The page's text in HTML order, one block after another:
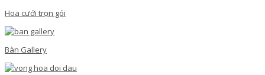
Hoa cưới trọn gói
Bàn Gallery